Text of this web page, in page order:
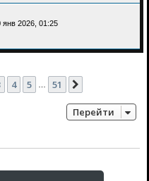
янв 2026, 01:25
из 51
4 5 51
Перейти